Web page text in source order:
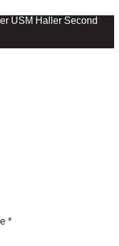
USM Haller Second
*